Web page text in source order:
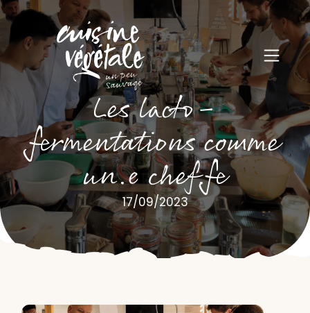
Les lacto-
fermentations comme
un.e chef.fe
17/09/2023